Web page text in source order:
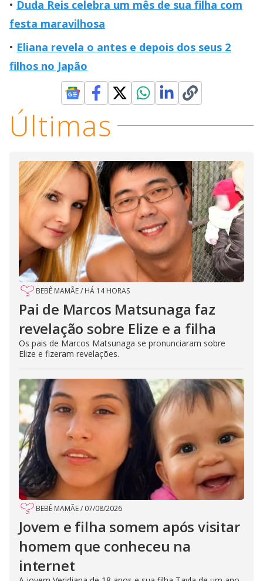
Duda Reis celebra um mês de sua filha com
festa maravilhosa
Eliana revela o antes e depois dos seus 2
filhos no Japão
Últimas
BEBÊ MAMÃE/ HÁ 14 HORAS
Pai de Marcos Matsunaga faz
revelação sobre Elize e a filha
Os pais de Marcos Matsunaga se pronunciaram sobre
Elize e fizeram revelações.
BEBÊ MAMÃE/ 07/08/2026
Jovem e filha somem após visitar
homem que conheceu na
internet